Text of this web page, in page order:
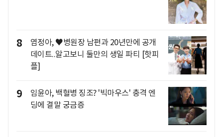
8
염정아, ♥병원장 남편과 20년만에 공개
데이트..알고보니 둘만의 생일 파티 [핫피
플]
9
임윤아, 백혈병 징조? '빅마우스' 충격 엔
딩에 결말 궁금증